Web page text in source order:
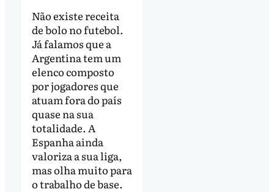
Não existe receita
de bolo no futebol.
Já falamos que a
Argentina tem um
elenco composto
por jogadores que
atuam fora do país
quase na sua
totalidade. A
Espanha ainda
valoriza a sua liga,
mas olha muito para
o trabalho de base.